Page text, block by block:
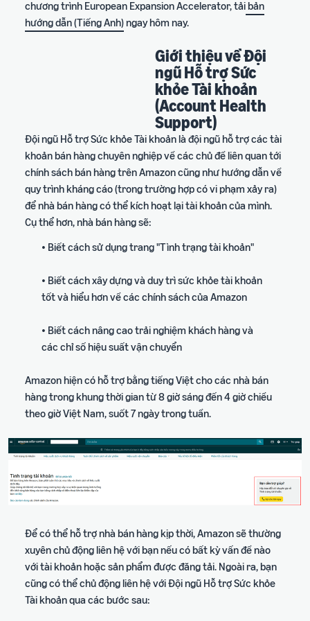
chương trình European Expansion Accelerator, tảibản
hướng dẫn (Tiếng Anh)ngay hôm nay.
Giới thiệu về Đội
ngũ Hỗ trợ Sức
khỏe Tài khoản
(Account Health
Support)
Đội ngũ Hỗ trợ Sức khỏe Tài khoản là đội ngũ hỗ trợ các tài
khoản bán hàng chuyên nghiệp về các chủ đề liên quan tới
chính sách bán hàng trên Amazon cũng như hướng dẫn về
quy trình kháng cáo (trong trường hợp có vi phạm xảy ra)
để nhà bán hàng có thể kích hoạt lại tài khoản của mình.
Cụ thể hơn, nhà bán hàng sẽ:
• Biết cách sử dụng trang "Tình trạng tài khoản"
• Biết cách xây dựng và duy trì sức khỏe tài khoản
tốt và hiểu hơn về các chính sách của Amazon
• Biết cách nâng cao trải nghiệm khách hàng và
các chỉ số hiệu suất vận chuyển
Amazon hiện có hỗ trợ bằng tiếng Việt cho các nhà bán
hàng trong khung thời gian từ 8 giờ sáng đến 4 giờ chiều
theo giờ Việt Nam, suốt 7 ngày trong tuần.
Để có thể hỗ trợ nhà bán hàng kịp thời, Amazon sẽ thường
xuyên chủ động liên hệ với bạn nếu có bất kỳ vấn đề nào
với tài khoản hoặc sản phẩm được đăng tải. Ngoài ra, bạn
cũng có thể chủ động liên hệ với Đội ngũ Hỗ trợ Sức khỏe
Tài khoản qua các bước sau: